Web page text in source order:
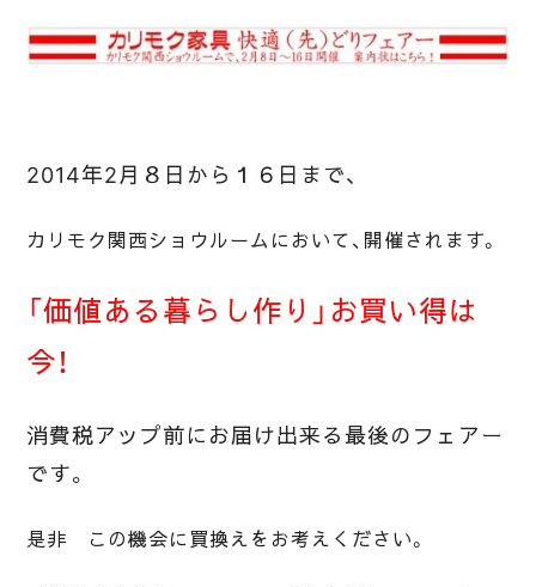
2014年2月８日から１６日まで、
カリモク関西ショウルームにおいて、開催されます。
「価値ある暮らし作り」お買い得は
今！
消費税アップ前にお届け出来る最後のフェアー
です。
是非 この機会に買換えをお考えください。